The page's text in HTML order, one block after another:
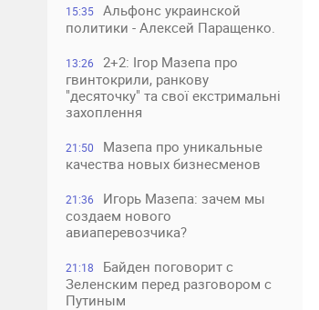
15:35
Альфонс украинской
политики - Алексей Паращенко.
13:26
2+2: Ігор Мазепа про
гвинтокрили, ранкову
"десяточку" та свої екстримальні
захоплення
21:50
Мазепа про уникальные
качества новых бизнесменов
21:36
Игорь Мазепа: зачем мы
создаем нового
авиаперевозчика?
21:18
Байден поговорит с
Зеленским перед разговором с
Путиным